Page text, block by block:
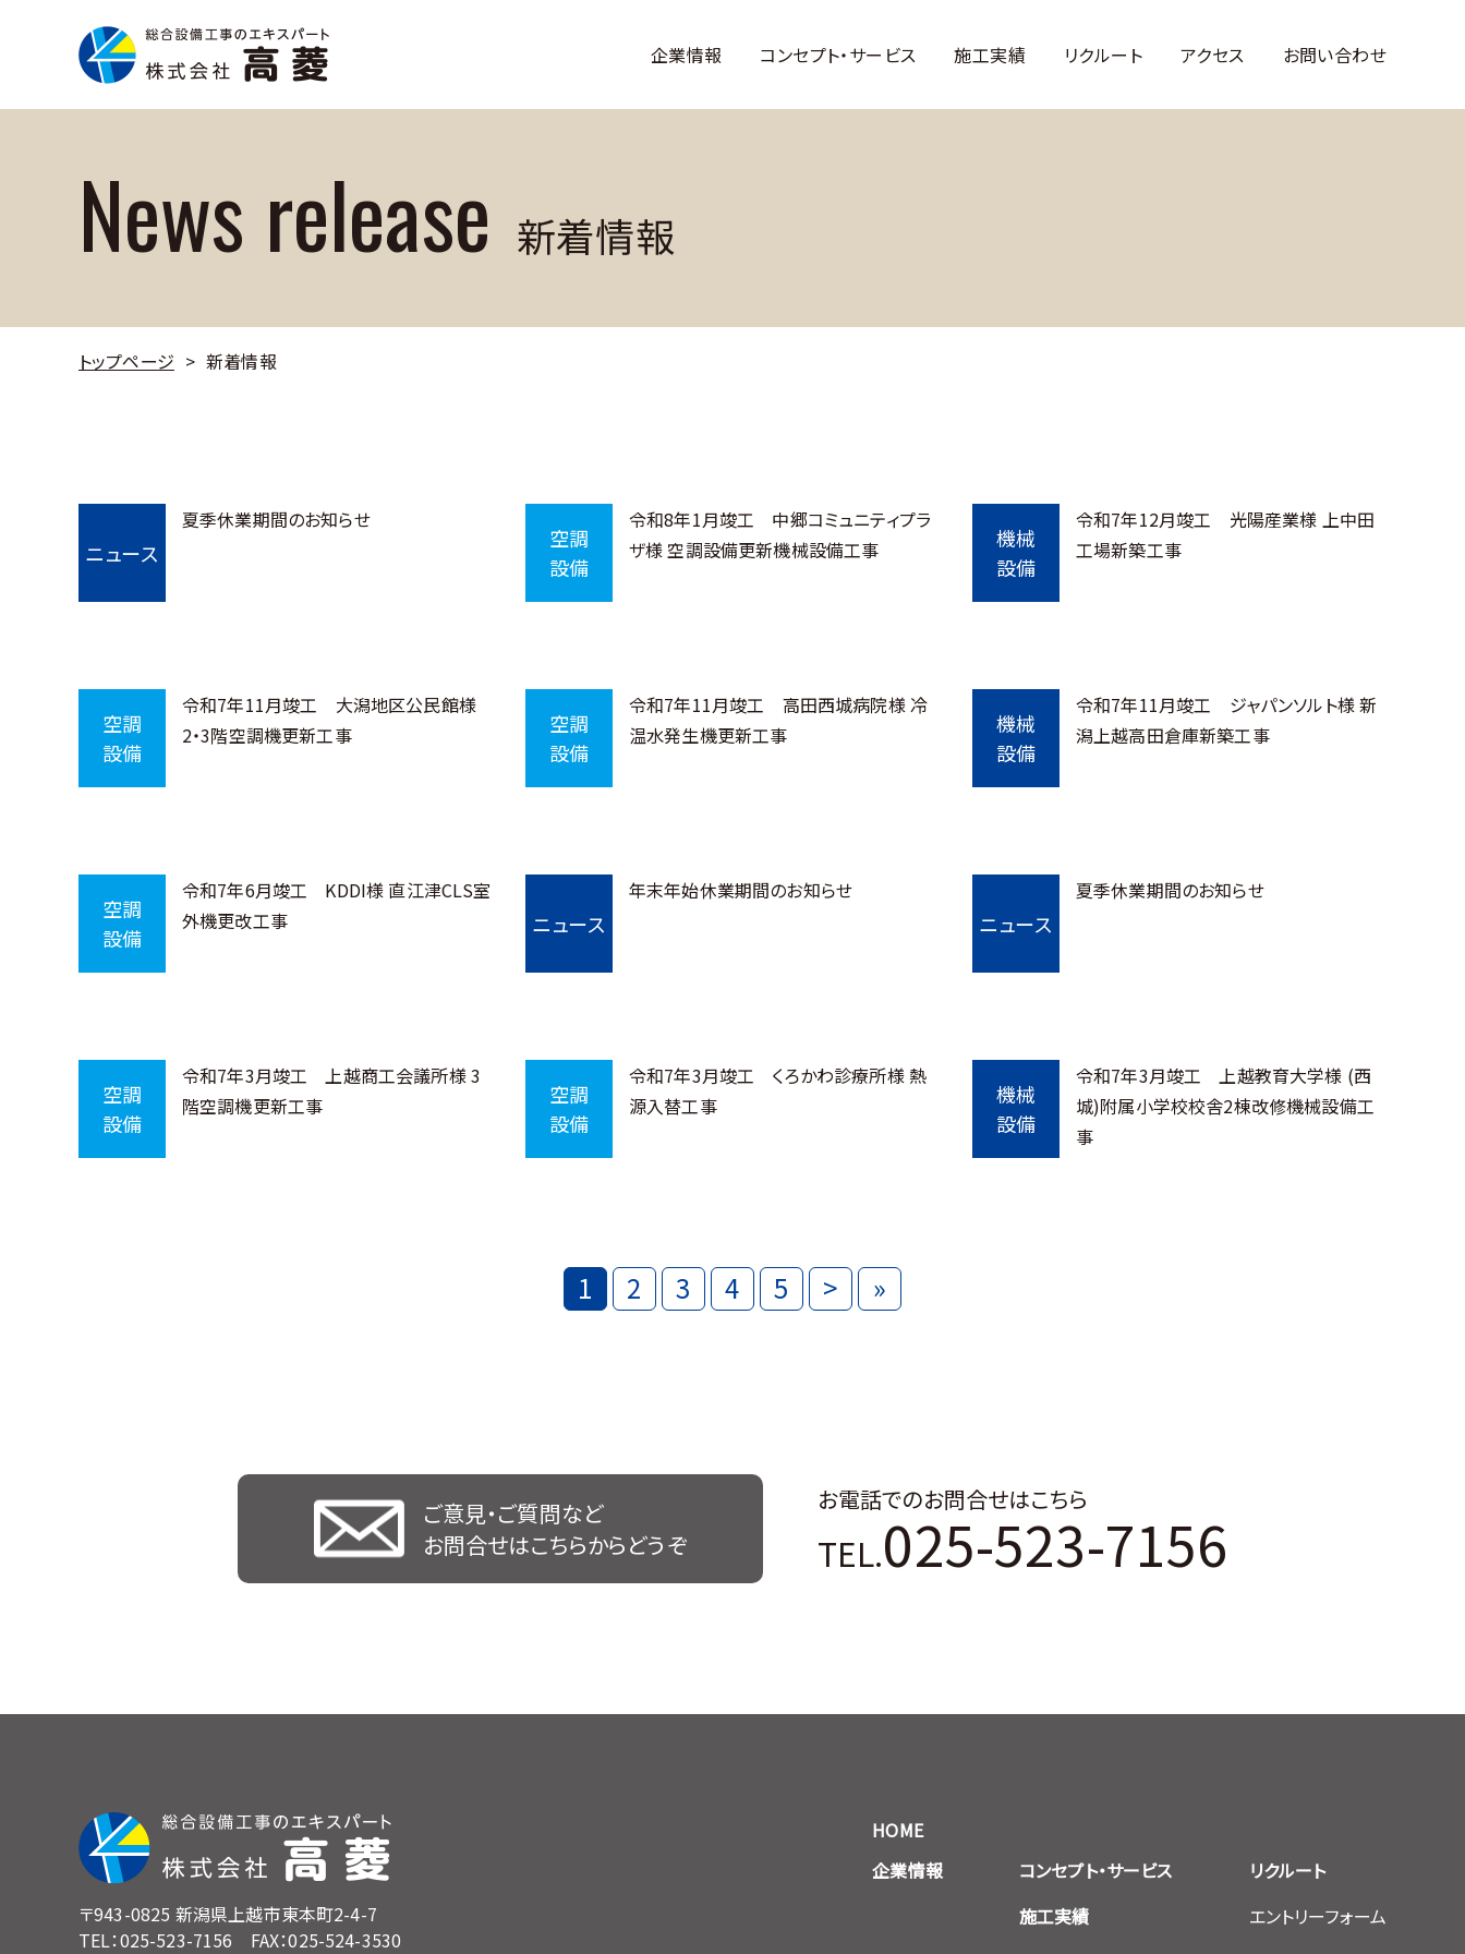
企業情報 コンセプト・サービス 施工実績 リクルート アクセス お問い合わせ
News release 新着情報
トップページ 新着情報
ニュース
夏季休業期間のお知らせ
空調
設備
令和8年1月竣工 中郷コミュニティプラ
ザ様 空調設備更新機械設備工事
機械
設備
令和7年12月竣工 光陽産業様 上中田
工場新築工事
空調
設備
令和7年11月竣工 大潟地区公民館様
2・3階空調機更新工事
空調
設備
令和7年11月竣工 高田西城病院様 冷
温水発生機更新工事
機械
設備
令和7年11月竣工 ジャパンソルト様 新
潟上越高田倉庫新築工事
空調
設備
令和7年6月竣工 KDDI様 直江津CLS室
外機更改工事
ニュース
年末年始休業期間のお知らせ
ニュース
夏季休業期間のお知らせ
空調
設備
令和7年3月竣工 上越商工会議所様 3
階空調機更新工事
空調
設備
令和7年3月竣工 くろかわ診療所様 熱
源入替工事
機械
設備
令和7年3月竣工 上越教育大学様 (西
城)附属小学校校舎2棟改修機械設備工
事
1 2 3 4 5 > »
ご意見・ご質問など
お問合せはこちらからどうぞ
お電話でのお問合せはこちら
TEL.025-523-7156
〒943-0825 新潟県上越市東本町2-4-7
TEL：025-523-7156 FAX：025-524-3530
HOME
企業情報
コンセプト・サービス
施工実績
リクルート
エントリーフォーム